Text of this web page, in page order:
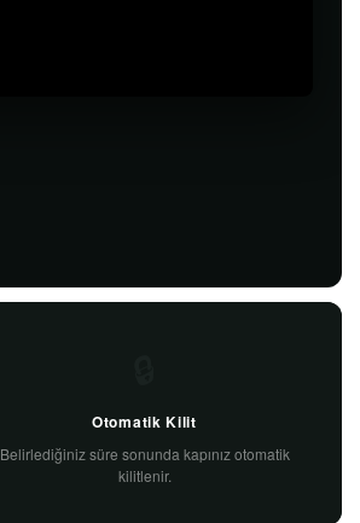
Otomatik Kilit
Belirlediğiniz süre sonunda kapınız otomatik
kilitlenir.